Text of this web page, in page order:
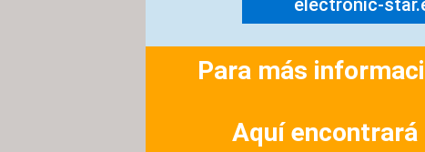
electronic-
Para más
Aquí